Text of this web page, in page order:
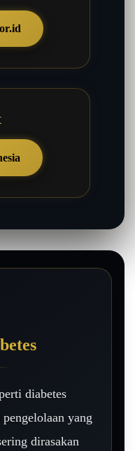
diabetes
yang
dirasakan